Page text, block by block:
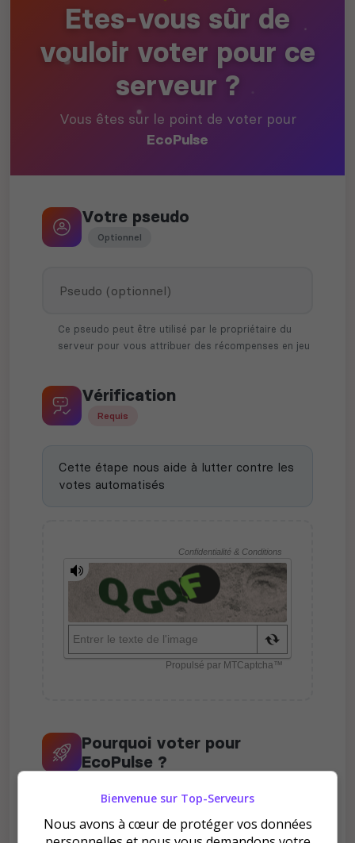
Etes-vous sûr de
vouloir voter pour ce
serveur ?
Vous êtes sur le point de voter pour
EcoPulse
Votre pseudo
Optionnel
Ce pseudo peut être utilisé par le propriétaire du
serveur pour vous attribuer des récompenses en jeu
Vérification
Requis
Cette étape nous aide à lutter contre les
votes automatisés
Pourquoi voter pour
EcoPulse ?
Bienvenue sur Top-Serveurs
Nous avons à cœur de protéger vos données